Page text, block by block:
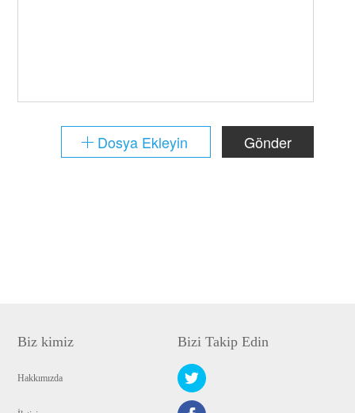
Gönder
Dosya Ekleyin
Biz kimiz
Hakkımızda
Bizi Takip Edin